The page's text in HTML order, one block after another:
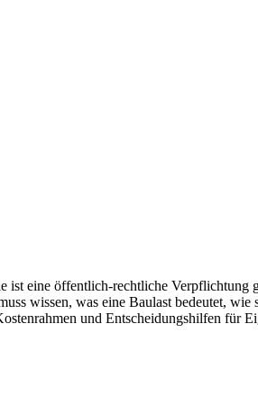
eine öffentlich-rechtliche Verpflichtung
wissen, was eine Baulast bedeutet,
und Entscheidungshilfen für